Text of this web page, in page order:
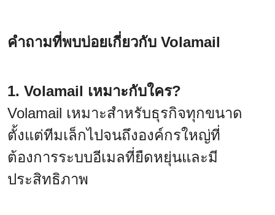
คำถามที่พบบ่อยเกี่ยวกับ Volamail
1. Volamail เหมาะกับใคร?
Volamail เหมาะสำหรับธุรกิจทุกขนาด
ตั้งแต่ทีมเล็กไปจนถึงองค์กรใหญ่ที่
ต้องการระบบอีเมลที่ยืดหยุ่นและมี
ประสิทธิภาพ